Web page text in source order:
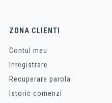
ZONA CLIENTI
Contul meu
Inregistrare
Recuperare parola
Istoric comenzi